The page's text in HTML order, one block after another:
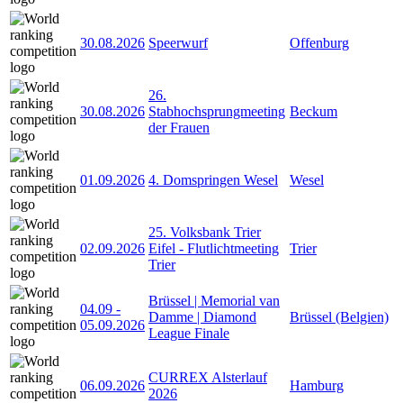
30.08.2026 Speerwurf Offenburg
30.08.2026
26.
Stabhochsprungmeeting
der Frauen
Beckum
01.09.2026 4. Domspringen Wesel Wesel
02.09.2026
25. Volksbank Trier
Eifel - Flutlichtmeeting
Trier
Trier
04.09 -
05.09.2026
Brüssel | Memorial van
Damme | Diamond
League Finale
Brüssel (Belgien)
06.09.2026
CURREX Alsterlauf
2026
Hamburg